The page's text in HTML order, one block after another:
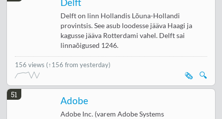
Delft
Delft on linn Hollandis Lõuna-Hollandi
provintsis. See asub loodesse jääva Haagi ja
kagusse jääva Rotterdami vahel. Delft sai
linnaõigused 1246.
156 views (↑156 from yesterday)
🔍
🗞️
51
Adobe
Adobe Inc. (varem Adobe Systems